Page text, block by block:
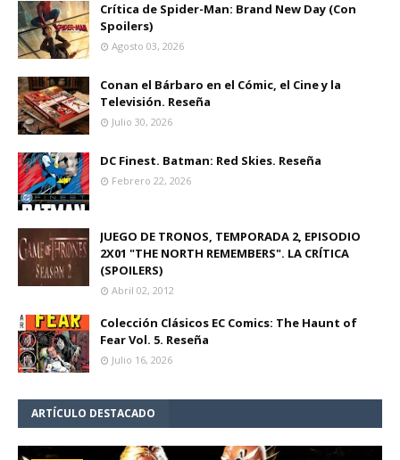
Crítica de Spider-Man: Brand New Day (Con
Spoilers)
Agosto 03, 2026
Conan el Bárbaro en el Cómic, el Cine y la
Televisión. Reseña
Julio 30, 2026
DC Finest. Batman: Red Skies. Reseña
Febrero 22, 2026
JUEGO DE TRONOS, TEMPORADA 2, EPISODIO
2X01 "THE NORTH REMEMBERS". LA CRÍTICA
(SPOILERS)
Abril 02, 2012
Colección Clásicos EC Comics: The Haunt of
Fear Vol. 5. Reseña
Julio 16, 2026
ARTÍCULO DESTACADO